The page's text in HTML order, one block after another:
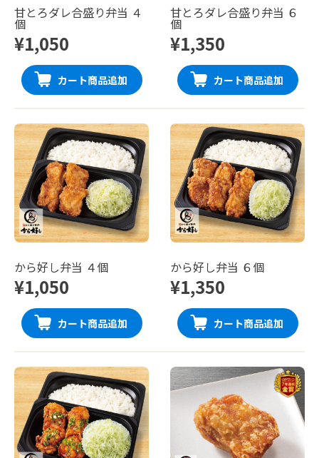
甘とろダレ合盛り弁当 ４
個
¥1,050
カート商品追加
甘とろダレ合盛り弁当 ６
個
¥1,350
カート商品追加
から好し弁当 ４個
¥1,050
カート商品追加
から好し弁当 ６個
¥1,350
カート商品追加